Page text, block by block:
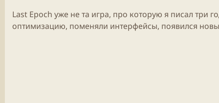
Last Epoch уже не та игра, про которую я писал три
оптимизацию, поменяли интерфейсы, появился